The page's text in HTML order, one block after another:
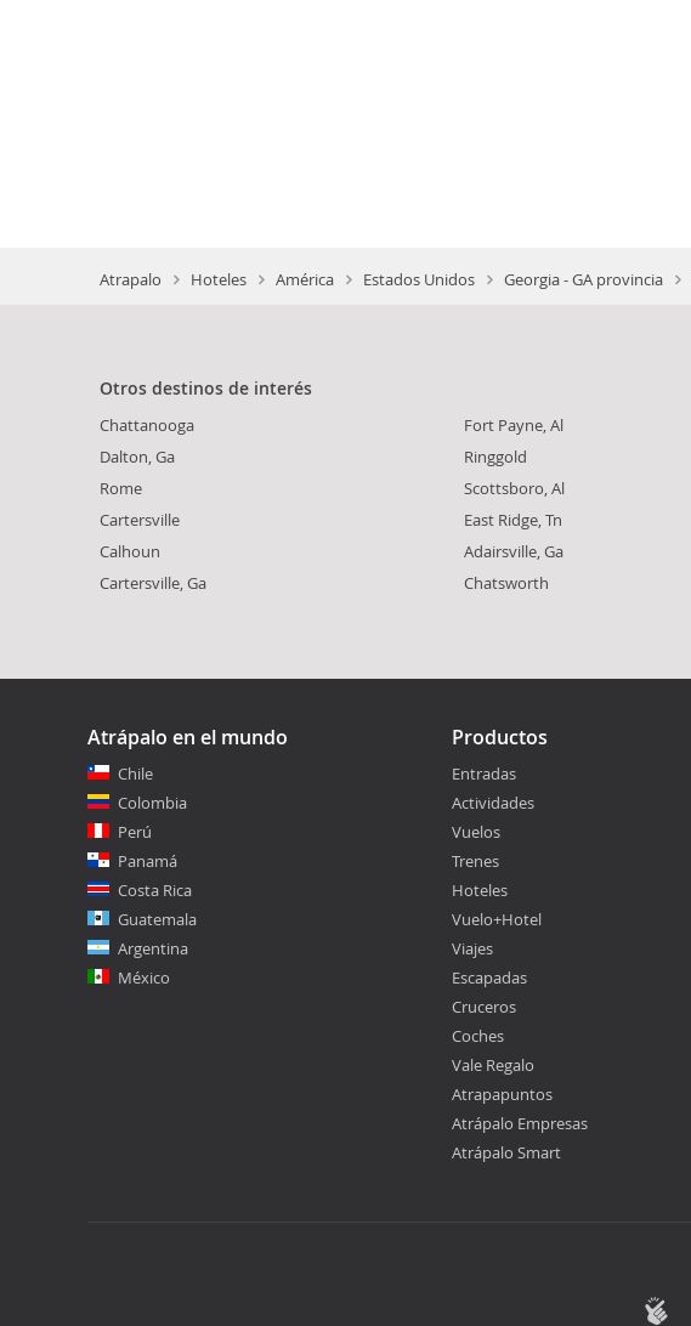
Atrapalo Hoteles América Estados Unidos Georgia - GA provincia
Otros destinos de interés
Chattanooga
Dalton, Ga
Rome
Cartersville
Calhoun
Cartersville, Ga
Fort Payne, Al
Ringgold
Scottsboro, Al
East Ridge, Tn
Adairsville, Ga
Chatsworth
Atrápalo en el mundo
Chile
Colombia
Perú
Panamá
Costa Rica
Guatemala
Argentina
México
Productos
Entradas
Actividades
Vuelos
Trenes
Hoteles
Vuelo+Hotel
Viajes
Escapadas
Cruceros
Coches
Vale Regalo
Atrapapuntos
Atrápalo Empresas
Atrápalo Smart